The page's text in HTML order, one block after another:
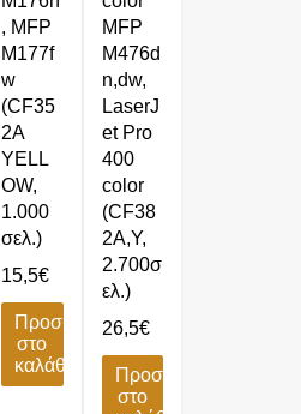
, MFP
M177f
w
(CF35
2A
YELL
OW,
1.000
σελ.)
15,5€
Προσθήκη
στο
καλάθι
MFP
M476d
n,dw,
LaserJ
et Pro
400
color
(CF38
2A,Y,
2.700σ
ελ.)
26,5€
Προσθήκη
στο